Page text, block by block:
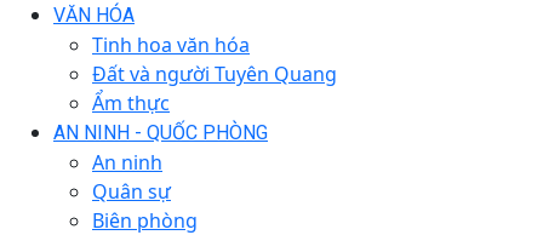
VĂN HÓA
Tinh hoa văn hóa
Đất và người Tuyên Quang
Ẩm thực
AN NINH - QUỐC PHÒNG
An ninh
Quân sự
Biên phòng